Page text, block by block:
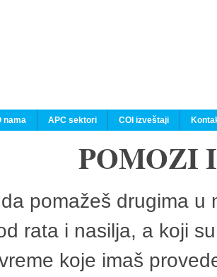
nama APC sektori COI izveštaji
POMOZI
pomažeš drugima
rata i nasilja, a koji
koje imaš